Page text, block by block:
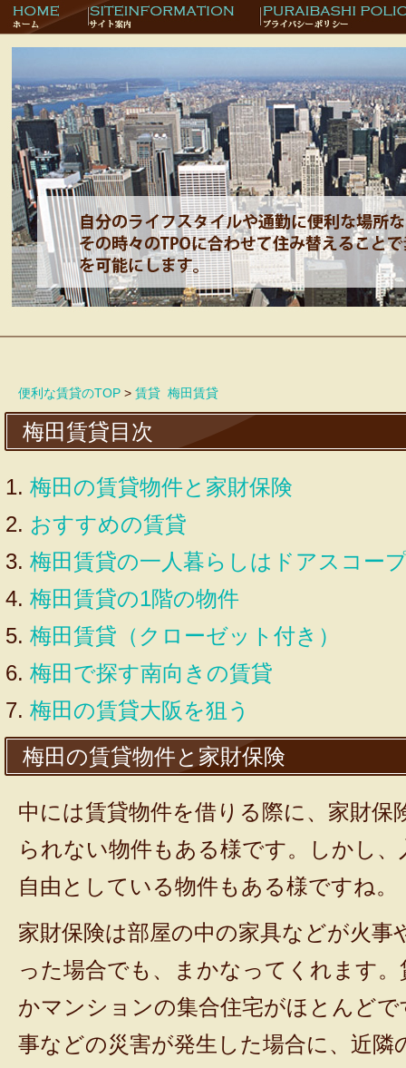
便利な賃貸のTOP > 賃貸 梅田賃貸
梅田賃貸目次
梅田の賃貸物件と家財保険
おすすめの賃貸
梅田賃貸の一人暮らしはドアスコー
梅田賃貸の1階の物件
梅田賃貸（クローゼット付き）
梅田で探す南向きの賃貸
梅田の賃貸大阪を狙う
梅田の賃貸物件と家財保険
中には賃貸物件を借りる際に、家財保
られない物件もある様です。しかし
自由としている物件もある様ですね。
家財保険は部屋の中の家具などが火事
った場合でも、まかなってくれます
かマンションの集合住宅がほとんど
事などの災害が発生した場合に、近隣